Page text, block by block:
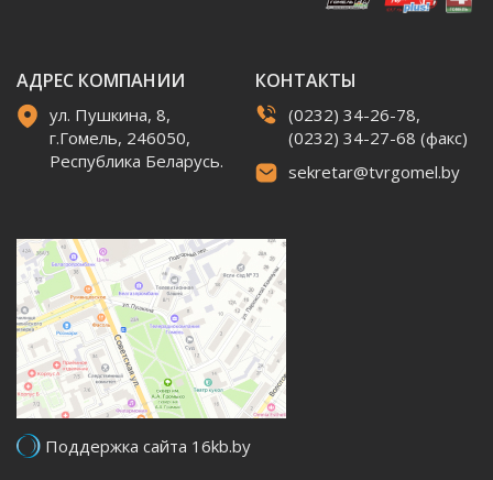
АДРЕС КОМПАНИИ
ул. Пушкина, 8,
г.Гомель, 246050,
Республика Беларусь.
КОНТАКТЫ
(0232) 34-26-78,
(0232) 34-27-68 (факс)
sekretar@tvrgomel.by
Поддержка сайта 16kb.by